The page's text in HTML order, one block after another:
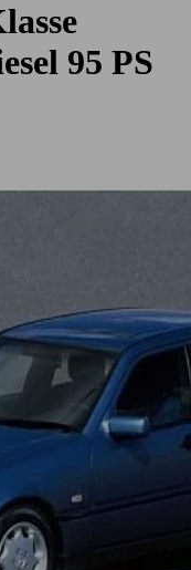
95 PS